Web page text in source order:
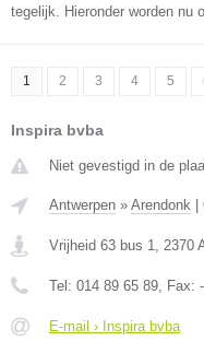
tegelijk. Hieronder worden nu
1 2 3 4 5
Inspira bvba
Niet gevestigd in de
Antwerpen » Arendonk
Vrijheid 63 bus 1, 2370
Tel: 014 89 65 89, Fax: -
E-mail › Inspira bvba